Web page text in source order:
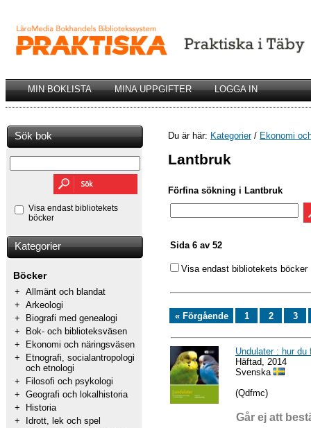
MIN BOKLISTA MINA UPPGIFTER LOGGA IN
Sök bok
Visa endast bibliotekets
böcker
Kategorier
Böcker
+ Allmänt och blandat
+ Arkeologi
+
Biografi med genealogi
+
Bok- och biblioteksväsen
+
Ekonomi och näringsväsen
+
Etnografi, socialantropologi
och etnologi
+
Filosofi och psykologi
+ Geografi och lokalhistoria
+
Historia
+
Idrott, lek och spel
Du är här: Kategorier/ Ekonomi
Lantbruk
Förfina sökning i Lantbruk
Sida 6 av 52
Visa endast bibliotekets böcker
« Förgående 1 2 3
Undulater : hur
Häftad, 2014
Svenska
(Qdfmc)
Går ej att